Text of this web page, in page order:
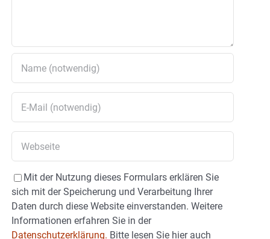
Mit der Nutzung dieses Formulars erklären Sie
sich mit der Speicherung und Verarbeitung Ihrer
Daten durch diese Website einverstanden. Weitere
Informationen erfahren Sie in der
Datenschutzerklärung. Bitte lesen Sie hier auch